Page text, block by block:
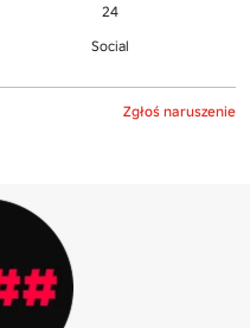
24
Social
Zgłoś naruszenie